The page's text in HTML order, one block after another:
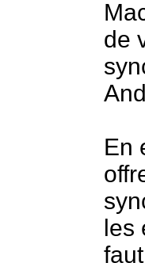
de
En
les